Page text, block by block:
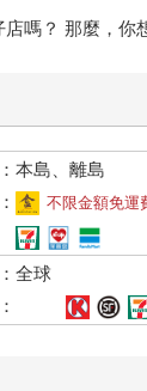
嗎？ 那麼，你
本島、離島
不限金額免運
全球